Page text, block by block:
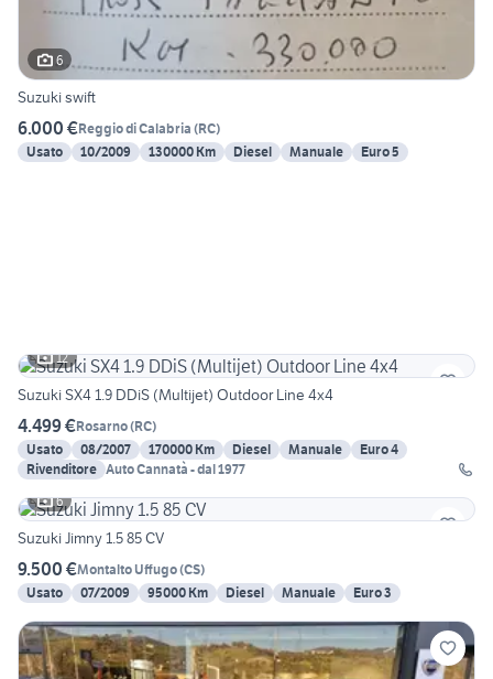
6
Suzuki swift
6.000 €Reggio di Calabria (RC)
Usato
10/2009 130000 Km Diesel Manuale Euro 5
12
Suzuki SX4 1.9 DDiS (Multijet) Outdoor Line 4x4
4.499 €Rosarno(RC)
Usato
08/2007 170000 Km Diesel Manuale
Euro 4
Rivenditore Auto Cannatà - dal 1977
6
Suzuki Jimny 1.5 85 CV
9.500 €Montalto Uffugo(CS)
Usato
07/2009 95000 Km Diesel Manuale Euro 3